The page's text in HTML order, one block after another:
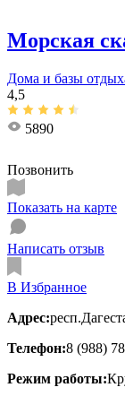
Морская
Дома и базы
4,5
5890
Позвонить
Показать на карте
Написать отзыв
В Избранное
Адрес:
Телефон:8 (988)
Режим работы: